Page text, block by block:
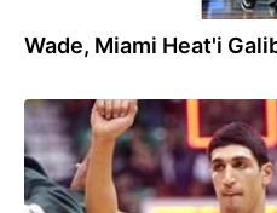
Wade, Miami Heat'i
13.12.2014